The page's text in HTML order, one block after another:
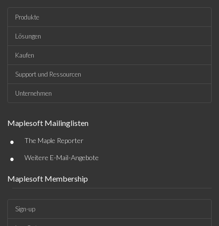
Produkte
Lösungen
Kaufen
Support und Ressourcen
Unternehmen
Maplesoft Mailinglisten
• The Maple Reporter
• Weitere E-Mail-Angebote
Maplesoft Membership
Sign-up